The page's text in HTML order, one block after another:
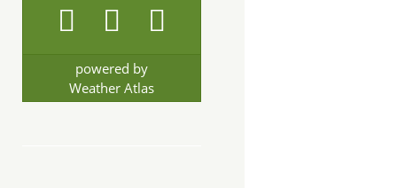
powered by
Weather Atlas